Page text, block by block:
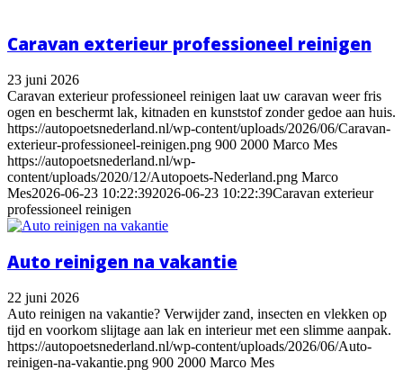
Caravan exterieur professioneel reinigen
23 juni 2026
Caravan exterieur professioneel reinigen laat uw caravan weer fris
ogen en beschermt lak, kitnaden en kunststof zonder gedoe aan huis.
https://autopoetsnederland.nl/wp-content/uploads/2026/06/Caravan-
exterieur-professioneel-reinigen.png 900 2000 Marco Mes
https://autopoetsnederland.nl/wp-
content/uploads/2020/12/Autopoets-Nederland.png Marco
Mes2026-06-23 10:22:392026-06-23 10:22:39Caravan exterieur
professioneel reinigen
Auto reinigen na vakantie
22 juni 2026
Auto reinigen na vakantie? Verwijder zand, insecten en vlekken op
tijd en voorkom slijtage aan lak en interieur met een slimme aanpak.
https://autopoetsnederland.nl/wp-content/uploads/2026/06/Auto-
reinigen-na-vakantie.png 900 2000 Marco Mes